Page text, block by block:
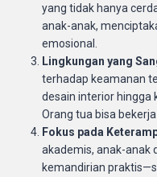
yang tidak hanya
anak-anak,
emosional.
Lingkungan yang
terhadap keamanan
desain interior hingga
Orang tua bisa
Fokus pada
akademis, anak-anak
kemandirian